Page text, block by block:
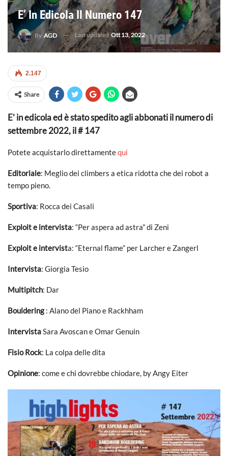
E’ In Edicola Il Numero 147
By AGD Last updated Ott 13, 2022
2.147
Share
E’ in edicola ed è stato spedito agli abbonati il numero di
settembre 2022, il # 147
Potete acquistarlo direttamentequi
Editoriale: Meglio dei climbers a etica ridotta che dei robot a
tempo pieno.
Sportiva: Rocca dei Casali
Exploit e intervista: “Per aspera ad astra” di Zeni
Exploit e intervista: “Eternal flame” per Larcher e Zangerl
Intervista: Giorgia Tesio
Multipitch: Dar
Bouldering : Alano del Piano e Rackhham
IntervistaSara Avoscan e Omar Genuin
Fisio Rock: La colpa delle dita
Opinione: come e chi dovrebbe chiodare, by Angy Eiter